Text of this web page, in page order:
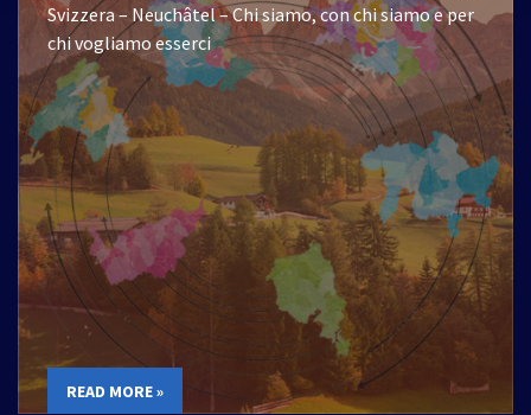
Svizzera – Neuchâtel – Chi siamo, con chi siamo e per
chi vogliamo esserci
READ MORE »